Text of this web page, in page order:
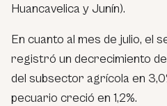
Huancavelica y Junín).
En cuanto al mes de julio, el
registró un decrecimiento de
del subsector agrícola en
pecuario creció en 1,2%.